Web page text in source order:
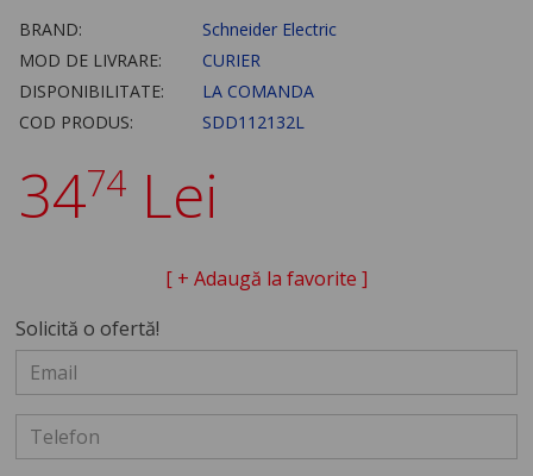
BRAND:
Schneider Electric
MOD DE LIVRARE:
CURIER
DISPONIBILITATE:
LA COMANDA
COD PRODUS:
SDD112132L
3474 Lei
[ + Adaugă la favorite ]
Solicită o ofertă!